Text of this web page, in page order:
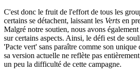
C'est donc le fruit de l'effort de tous les
certains se détachent, laissant les Verts en
Malgré notre soutien, nous avons
sur certains aspects. Ainsi, le défi est de
'Pacte vert' sans paraître comme son unique
sa version actuelle ne reflète pas
un peu la difficulté de cette campagne.